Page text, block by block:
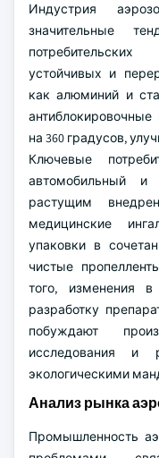
Индустрия
значительные
устойчивых и
как алюминий и
на 360 градусов,
Ключевые
автомобильный и
растущим
медицинские
упаковки в
чистые
того, изменения в
разработку
побуждают
исследования и
экологическими
Анализ рынка
Промышленность